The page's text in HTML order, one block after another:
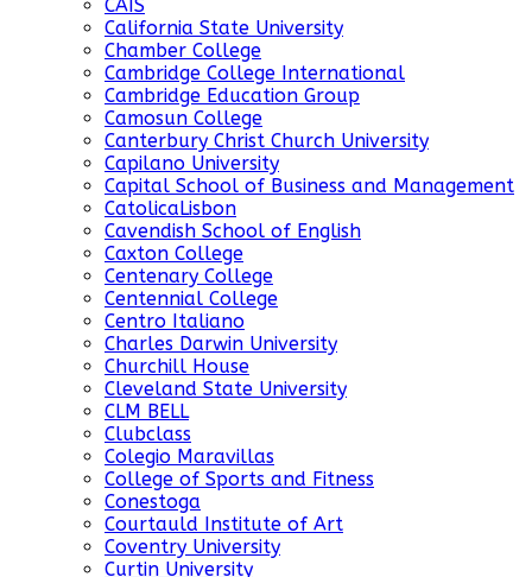
CAIS
California State University
Chamber College
Cambridge College International
Cambridge Education Group
Camosun College
Canterbury Christ Church University
Capilano University
Capital School of Business and Management
CatolicaLisbon
Cavendish School of English
Caxton College
Centenary College
Centennial College
Centro Italiano
Charles Darwin University
Churchill House
Cleveland State University
CLM BELL
Clubclass
Colegio Maravillas
College of Sports and Fitness
Conestoga
Courtauld Institute of Art
Coventry University
Curtin University